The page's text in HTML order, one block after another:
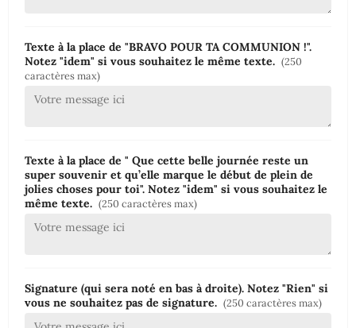
Texte à la place de "BRAVO POUR TA COMMUNION !".
Notez "idem" si vous souhaitez le même texte. (250
caractères max)
Texte à la place de " Que cette belle journée reste un
super souvenir et qu’elle marque le début de plein de
jolies choses pour toi". Notez "idem" si vous souhaitez le
même texte. (250 caractères max)
Signature (qui sera noté en bas à droite). Notez "Rien" si
vous ne souhaitez pas de signature. (250 caractères max)